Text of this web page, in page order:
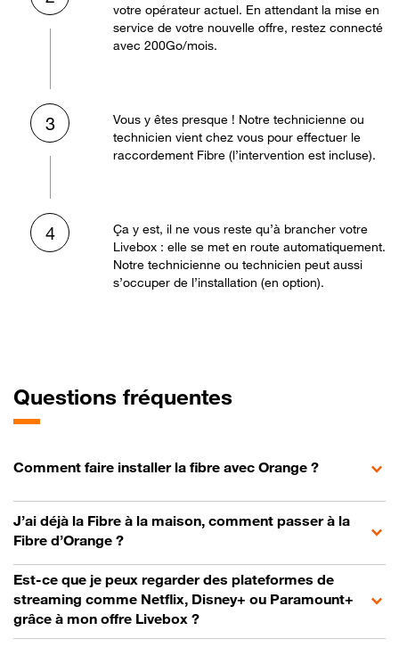
votre opérateur actuel. En attendant la mise en
service de votre nouvelle offre, restez connecté
avec 200Go/mois.
3
Vous y êtes presque ! Notre technicienne ou
technicien vient chez vous pour effectuer le
raccordement Fibre (l’intervention est incluse).
4
Ça y est, il ne vous reste qu’à brancher votre
Livebox : elle se met en route automatiquement.
Notre technicienne ou technicien peut aussi
s’occuper de l’installation (en option).
Questions fréquentes
Comment faire installer la fibre avec Orange ?
J’ai déjà la Fibre à la maison, comment passer à la
Fibre d’Orange ?
Est-ce que je peux regarder des plateformes de
streaming comme Netflix, Disney+ ou Paramount+
grâce à mon offre Livebox ?